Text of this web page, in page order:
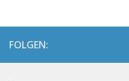
FOLGEN: